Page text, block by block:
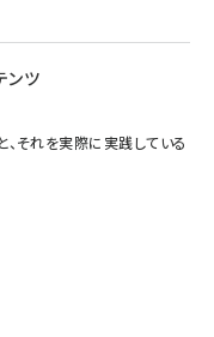
ンツ
それを実際に実践している